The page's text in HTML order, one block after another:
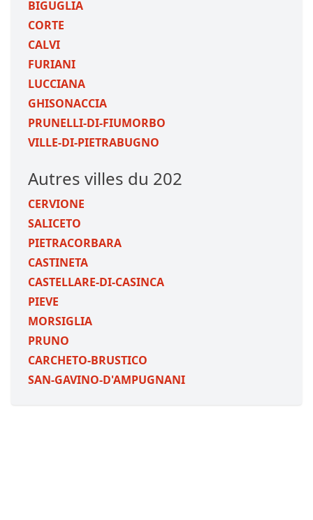
BIGUGLIA
CORTE
CALVI
FURIANI
LUCCIANA
GHISONACCIA
PRUNELLI-DI-FIUMORBO
VILLE-DI-PIETRABUGNO
Autres villes du 202
CERVIONE
SALICETO
PIETRACORBARA
CASTINETA
CASTELLARE-DI-CASINCA
PIEVE
MORSIGLIA
PRUNO
CARCHETO-BRUSTICO
SAN-GAVINO-D'AMPUGNANI